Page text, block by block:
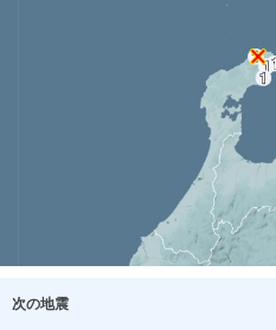
次の地震